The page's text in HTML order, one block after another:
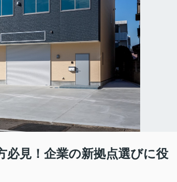
必見！企業の新拠点選びに役